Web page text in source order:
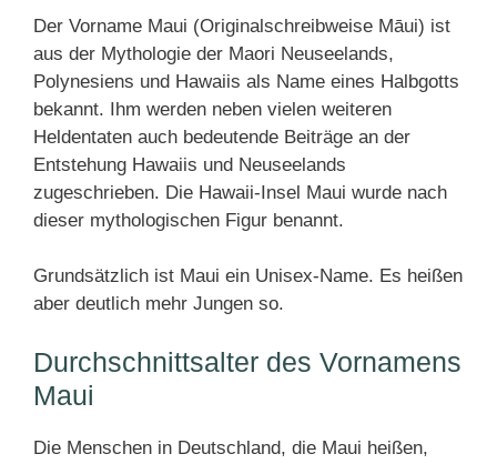
Der Vorname Maui (Originalschreibweise Māui) ist
aus der Mythologie der Maori Neuseelands,
Polynesiens und Hawaiis als Name eines Halbgotts
bekannt. Ihm werden neben vielen weiteren
Heldentaten auch bedeutende Beiträge an der
Entstehung Hawaiis und Neuseelands
zugeschrieben. Die Hawaii-Insel Maui wurde nach
dieser mythologischen Figur benannt.
Grundsätzlich ist Maui ein Unisex-Name. Es heißen
aber deutlich mehr Jungen so.
Durchschnittsalter des Vornamens
Maui
Die Menschen in Deutschland, die Maui heißen,